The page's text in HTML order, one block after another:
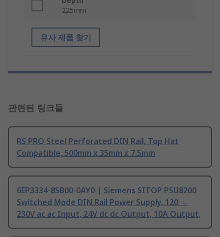
225mm
유사 제품 찾기
관련된 링크들
RS PRO Steel Perforated DIN Rail, Top Hat
Compatible, 500mm x 35mm x 7.5mm
6EP3334-8SB00-0AY0 | Siemens SITOP PSU8200
Switched Mode DIN Rail Power Supply, 120 →
230V ac ac Input, 24V dc dc Output, 10A Output,